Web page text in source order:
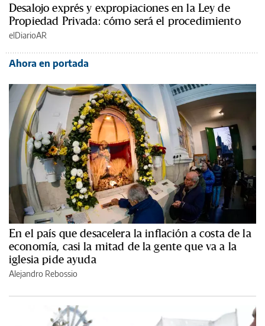
Desalojo exprés y expropiaciones en la Ley de
Propiedad Privada: cómo será el procedimiento
elDiarioAR
Ahora en portada
En el país que desacelera la inflación a costa de la
economía, casi la mitad de la gente que va a la
iglesia pide ayuda
Alejandro Rebossio